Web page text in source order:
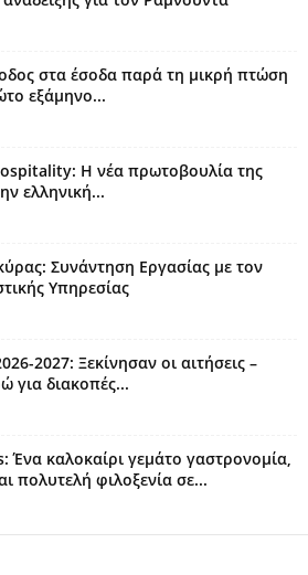
στα έσοδα παρά τη μικρή πτώση
εξάμηνο...
Η νέα πρωτοβουλία της
ελληνική...
Συνάντηση Εργασίας με τον
Υπηρεσίας
2027: Ξεκίνησαν οι αιτήσεις –
για διακοπές...
Ένα καλοκαίρι γεμάτο γαστρονομία,
πολυτελή φιλοξενία σε...